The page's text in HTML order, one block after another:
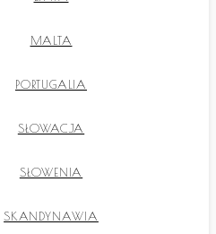
MALTA
PORTUGALIA
SŁOWACJA
SŁOWENIA
SKANDYNAWIA